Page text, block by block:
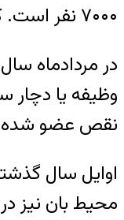
۷۰۰۰ نفر است. کمبود نیرو یکی از چالش‌های جدی ما است که باید با جذب تدریجی و برنامه‌ریزی دقیق برطرف شود.
نقص عضو
اوایل سال
محیط بان نیز